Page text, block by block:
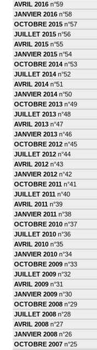
AVRIL 2016 n°59
JANVIER 2016 n°58
OCTOBRE 2015 n°57
JUILLET 2015 n°56
AVRIL 2015 n°55
JANVIER 2015 n°54
OCTOBRE 2014 n°53
JUILLET 2014 n°52
AVRIL 2014 n°51
JANVIER 2014 n°50
OCTOBRE 2013 n°49
JUILLET 2013 n°48
AVRIL 2013 n°47
JANVIER 2013 n°46
OCTOBRE 2012 n°45
JUILLET 2012 n°44
AVRIL 2012 n°43
JANVIER 2012 n°42
OCTOBRE 2011 n°41
JUILLET 2011 n°40
AVRIL 2011 n°39
JANVIER 2011 n°38
OCTOBRE 2010 n°37
JUILLET 2010 n°36
AVRIL 2010 n°35
JANVIER 2010 n°34
OCTOBRE 2009 n°33
JUILLET 2009 n°32
AVRIL 2009 n°31
JANVIER 2009 n°30
OCTOBRE 2008 n°29
JUILLET 2008 n°28
AVRIL 2008 n°27
JANVIER 2008 n°26
OCTOBRE 2007 n°25